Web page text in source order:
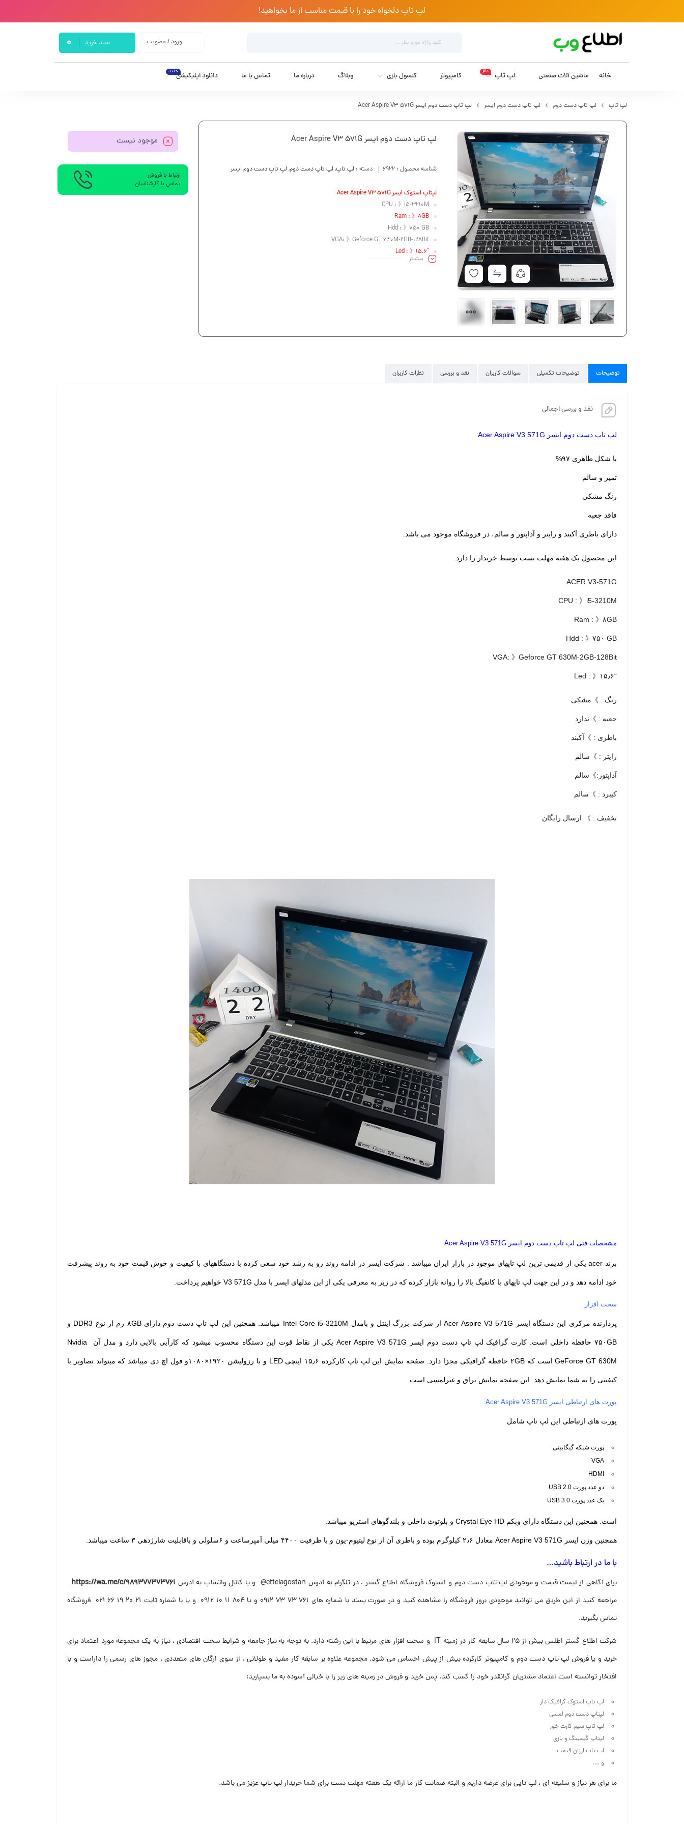
لپ تاپ دلخواه خود را با قیمت مناسب از ما بخواهید!
ورود / عضویت سبد خرید 0
خانه ماشین آلات صنعتی لپ تاپ داغ کامپیوتر کنسول بازی وبلاگ درباره ما تماس با ما دانلود اپلیکیشنجدید
لپ تاپ لپ تاپ دست دوم لپ تاپ دست دوم ایسر لپ تاپ دست دوم ایسر Acer Aspire V3 571G
لپ تاپ دست دوم ایسر Acer Aspire V3 571G
شناسه محصول : 6922 دسته : لپ تاپ,لپ تاپ دست دوم,لپ تاپ دست دوم ایسر
لپتاپ استوک ایسر Acer Aspire V3 571G
CPU : 》i5-3210M
Ram : 》8GB
Hdd : 》750 GB
VGA: 》Geforce GT 630M-2GB-128Bit
“Led : 》15.6
رنگ مشکی ، فاقد جعبه ، باتری آکبند ، رایتر و آداپتور سالم ، یک هفته مهلت تست
بیشـتر
موجود نیست
ارتباط با فروش
تماس با کارشناسان
توضیحات توضیحات تکمیلی سوالات کاربران نقد و بررسی نظرات کاربران
نقد و بررسی اجمالی
لپ تاپ دست دوم ایسر Acer Aspire V3 571G
با شکل ظاهری ۹۷%
تمیز و سالم
رنگ مشکی
فاقد جعبه
دارای باطری آکبند و رایتر و آداپتور و سالم، در فروشگاه موجود می باشد.
این محصول یک هفته مهلت تست توسط خریدار را دارد.
ACER V3-571G
CPU : 》i5-3210M
Ram : 》۸GB
Hdd : 》۷۵۰ GB
VGA: 》Geforce GT 630M-2GB-128Bit
“Led : 》۱۵٫۶
رنگ : 》مشکی
جعبه : 》ندارد
باطری : 》آکبند
رایتر : 》سالم
آداپتور:》سالم
کیبرد : 》سالم
تخفیف : 》 ارسال رایگان
مشخصات فنی لپ تاپ دست دوم ایسر Acer Aspire V3 571G
برند acerیکی از قدیمی ترین لپ تاپهای موجود در بازار ایران میباشد . شرکت ایسر در ادامه روند رو به رشد خود سعی کرده با دستگاههای با کیفیت و خوش قیمت خود به روند پیشرفت
خود ادامه دهد و در این جهت لپ تاپهای با کانفیگ بالا را روانه بازار کرده که در زیر به معرفی یکی از این مدلهای ایسر با مدل V3 571G خواهیم پرداخت.
سخت افزار
پردازنده مرکزی این دستگاه ایسر Acer Aspire V3 571G از شرکت بزرگ اینتل و بامدل Intel Core i5-3210M میباشد. همچنین این لپ تاپ دست دوم دارای ۸GB رم از نوع DDR3 و
۷۵۰GB حافظه داخلی است. کارت گرافیک لپ تاپ دست دوم ایسر Acer Aspire V3 571G یکی از نقاط قوت این دستگاه محسوب میشود که کارآیی بالایی دارد و مدل آن Nvidia
GeForce GT 630M است که ۲GB حافظه گرافیکی مجزا دارد. صفحه نمایش این لپ تاپ کارکرده ۱۵٫۶ اینچی LED و با رزولیشن ۱۹۲۰×۱۰۸۰و فول اچ دی میباشد که میتواند تصاویر با
کیفیتی را به شما نمایش دهد. این صفحه نمایش براق و غیرلمسی است.
پورت های ارتباطی ایسر Acer Aspire V3 571G
پورت های ارتباطی این لپ تاپ شامل
پورت شبکه گیگابیتی
VGA
HDMI
دو عدد پورت USB 2.0
یک عدد پورت USB 3.0
است. همچنین این دستگاه دارای وبکم Crystal Eye HD و بلوتوث داخلی و بلندگوهای استریو میباشد.
همچنین وزن ایسر Acer Aspire V3 571G معادل ۲٫۶ کیلوگرم بوده و باطری آن از نوع لیتیوم-یون و با ظرفیت ۴۴۰۰ میلی آمپرساعت و ۶سلولی و باقابلیت شارژدهی ۳ ساعت میباشد.
با ما در ارتباط باشید…
برای آگاهی از لیست قیمت و موجودی لپ تاپ دست دوم و استوک فروشگاه اطلاع گستر ، در تلگرام به آدرس @ettelagostar1 و یا کانال واتساپ به آدرس https://wa.me/c/989377373761
مراجعه کنید از این طریق می توانید موجودی بروز فروشگاه را مشاهده کنید و در صورت پسند با شماره های ۷۶۱ ۷۳ ۷۳ ۰۹۱۲ و یا ۸۰۴ ۱۱ ۱۰ ۰۹۱۲ و یا با شماره ثابت ۲۱ ۲۰ ۱۹ ۶۶ ۰۲۱ فروشگاه
تماس بگیرید.
شرکت اطلاع گستر اطلس بیش از ۲۵ سال سابقه کار در زمینه IT و سخت افزار های مرتبط با این رشته دارد. به توجه به نیاز جامعه و شرایط سخت اقتصادی ، نیاز به یک مجموعه مورد اعتماد برای
خرید و یا فروش لپ تاپ دست دوم و کامپیوتر کارکرده بیش از پیش احساس می شود. مجموعه علاوه بر سابقه کار مفید و طولانی ، از سوی ارگان های متعددی ، مجوز های رسمی را داراست و با
افتخار توانسته است اعتماد مشتریان گرانقدر خود را کسب کند. پس خرید و فروش در زمینه های زیر را با خیالی آسوده به ما بسپارید:
لپ تاپ استوک گرافیک دار
لپتاپ دست دوم لمسی
لپ تاپ سیم کارت خور
لپتاپ گیمینگ و بازی
لب تاپ ارزان قیمت
و ….
ما برای هر نیاز و سلیقه ای ، لپ تاپی برای عرضه داریم و البته ضمانت کار ما ارائه یک هفته مهلت تست برای شما خریدار لپ تاپ عزیز می باشد.